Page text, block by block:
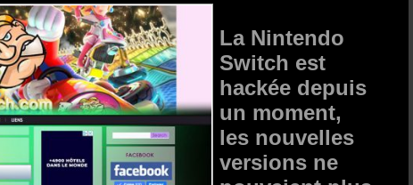
La Nintendo
Switch est
hackée depuis
un moment,
les nouvelles
versions ne